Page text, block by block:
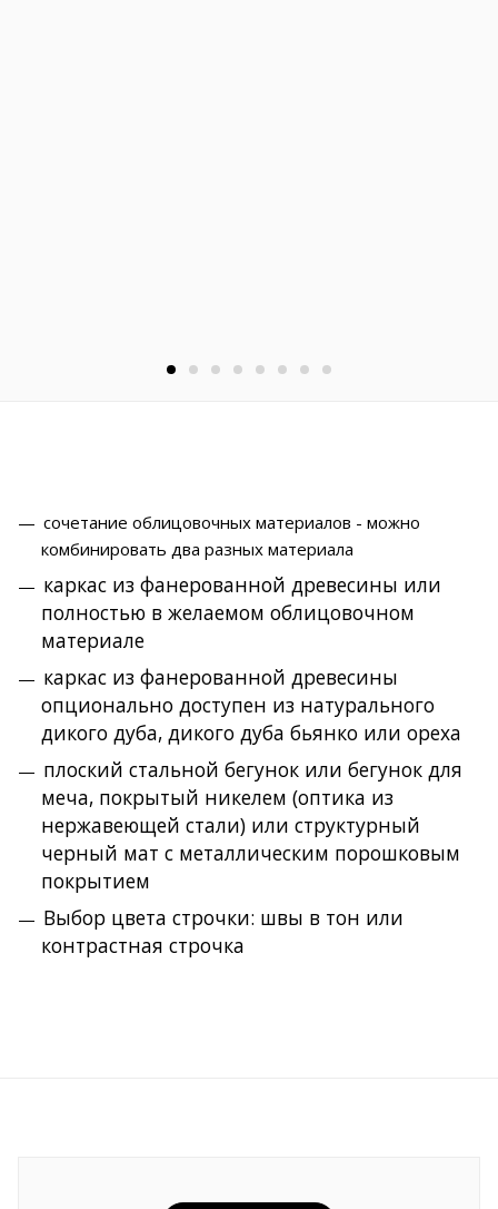
сочетание облицовочных материалов - можно
комбинировать два разных материала
каркас из фанерованной древесины или
полностью в желаемом облицовочном
материале
каркас из фанерованной древесины
опционально доступен из натурального
дикого дуба, дикого дуба бьянко или ореха
плоский стальной бегунок или бегунок для
меча, покрытый никелем (оптика из
нержавеющей стали) или структурный
черный мат с металлическим порошковым
покрытием
Выбор цвета строчки: швы в тон или
контрастная строчка